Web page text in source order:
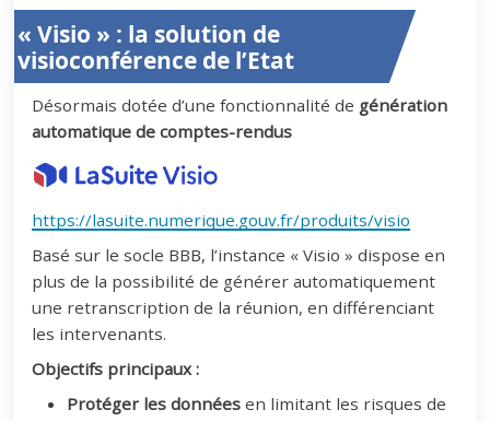
« Visio » : la solution de
visioconférence de l’Etat
Désormais dotée d’une fonctionnalité de génération
automatique de comptes-rendus
https://lasuite.numerique.gouv.fr/produits/visio
Basé sur le socle BBB, l’instance « Visio » dispose en
plus de la possibilité de générer automatiquement
une retranscription de la réunion, en différenciant
les intervenants.
Objectifs principaux :
Protéger les données en limitant les risques de